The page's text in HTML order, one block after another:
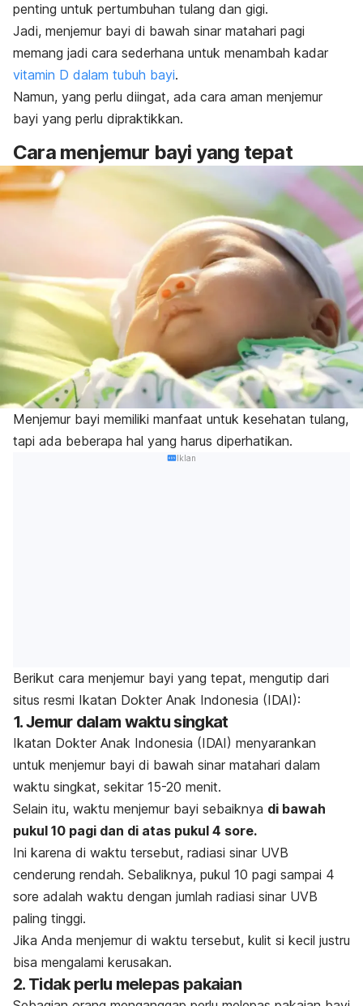
penting untuk pertumbuhan tulang dan gigi.
Jadi, menjemur bayi di bawah sinar matahari pagi
memang jadi cara sederhana untuk menambah kadar
vitamin D dalam tubuh bayi.
Namun, yang perlu diingat, ada cara aman menjemur
bayi yang perlu dipraktikkan.
Cara menjemur bayi yang tepat
Menjemur bayi memiliki manfaat untuk kesehatan tulang,
tapi ada beberapa hal yang harus diperhatikan.
Iklan
Berikut cara menjemur bayi yang tepat, mengutip dari
situs resmi Ikatan Dokter Anak Indonesia (IDAI):
1. Jemur dalam waktu singkat
Ikatan Dokter Anak Indonesia (IDAI) menyarankan
untuk menjemur bayi di bawah sinar matahari dalam
waktu singkat, sekitar 15-20 menit.
Selain itu, waktu menjemur bayi sebaiknya di bawah
pukul 10 pagi dan di atas pukul 4 sore.
Ini karena di waktu tersebut, radiasi sinar UVB
cenderung rendah. Sebaliknya, pukul 10 pagi sampai 4
sore adalah waktu dengan jumlah radiasi sinar UVB
paling tinggi.
Jika Anda menjemur di waktu tersebut, kulit si kecil justru
bisa mengalami kerusakan.
2. Tidak perlu melepas pakaian